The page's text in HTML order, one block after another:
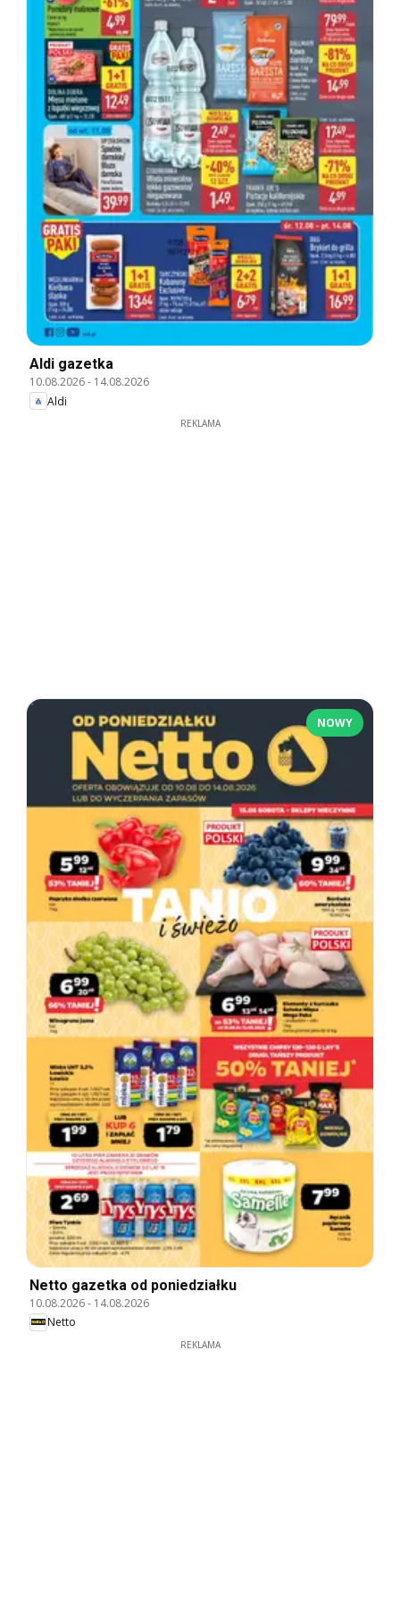
Aldi gazetka
10.08.2026- 14.08.2026
Aldi
REKLAMA
NOWY
Netto gazetka od poniedziałku
10.08.2026- 14.08.2026
Netto
REKLAMA